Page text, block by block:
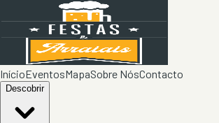
InícioEventosMapaSobre NósContacto
Descobrir